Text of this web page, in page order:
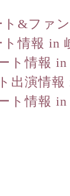
ト&ファ
ト情報 in
ト情報
出演情報
ト情報